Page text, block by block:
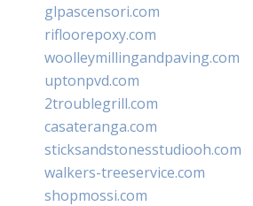
glpascensori.com
rifloorepoxy.com
woolleymillingandpaving.com
uptonpvd.com
2troublegrill.com
casateranga.com
sticksandstonesstudiooh.com
walkers-treeservice.com
shopmossi.com